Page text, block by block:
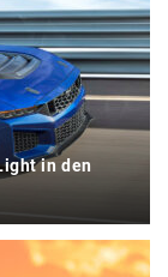
in den